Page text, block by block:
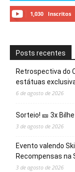
1,030 Inscritos
Posts recentes
Retrospectiva do
estátuas
6 de agosto de 2026
Sorteio! 🎫 3x
3 de agosto de 2026
Evento valendo
Recompensas na
3 de agosto de 2026